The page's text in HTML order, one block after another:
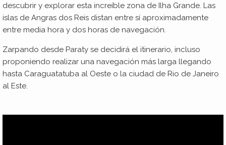
descubrir y explorar esta increíble zona de Ilha Grande. Las
islas de Angras dos Reis distan entre sí aproximadamente
entre media hora y dos horas de navegación.
Zarpando desde Paraty se decidirá el itinerario, incluso
proponiendo realizar una navegación más larga llegando
hasta Caraguatatuba al Oeste o la ciudad de Rio de Janeiro
al Este.